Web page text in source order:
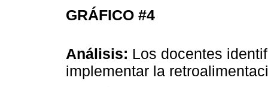
GRÁFICO #4
Análisis: Los docentes
implementar la